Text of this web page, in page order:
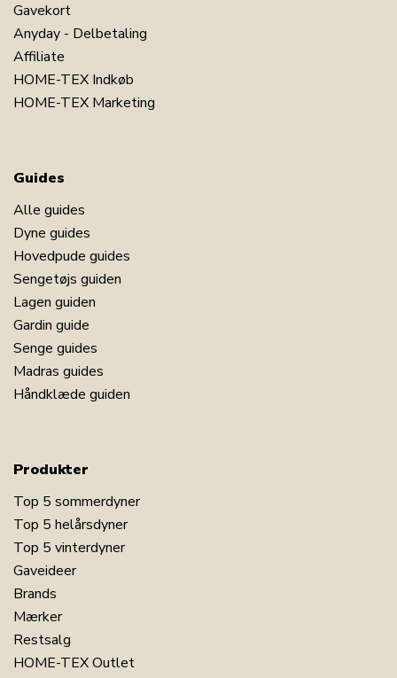
Gavekort
Anyday - Delbetaling
Affiliate
HOME-TEX Indkøb
HOME-TEX Marketing
Guides
Alle guides
Dyne guides
Hovedpude guides
Sengetøjs guiden
Lagen guiden
Gardin guide
Senge guides
Madras guides
Håndklæde guiden
Produkter
Top 5 sommerdyner
Top 5 helårsdyner
Top 5 vinterdyner
Gaveideer
Brands
Mærker
Restsalg
HOME-TEX Outlet